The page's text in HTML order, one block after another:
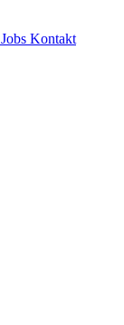
Jobs Kontakt